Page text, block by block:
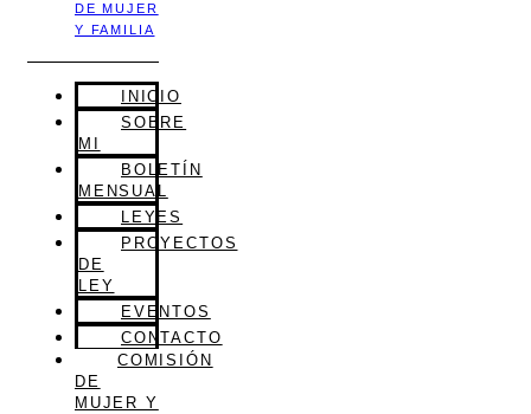
DE MUJER
Y FAMILIA
INICIO
SOBRE
MI
BOLETÍN
MENSUAL
LEYES
PROYECTOS
DE
LEY
EVENTOS
CONTACTO
COMISIÓN
DE
MUJER Y